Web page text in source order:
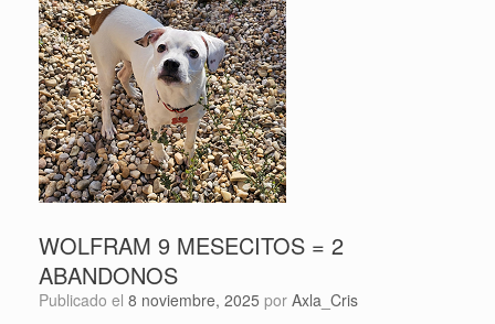
WOLFRAM 9 MESECITOS = 2
ABANDONOS
Publicado el 8 noviembre, 2025 por Axla_Cris